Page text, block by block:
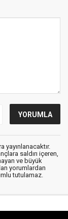
yayınlanacaktır.
saldırı içeren,
ve büyük
yorumlardan
tutulamaz.